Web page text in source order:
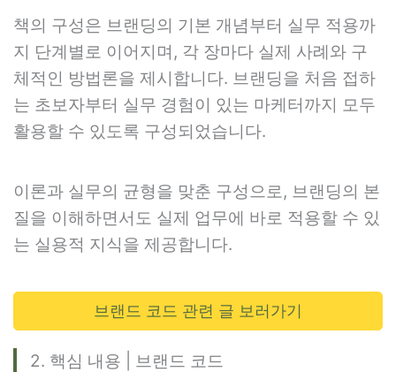
책의 구성은 브랜딩의 기본 개념부터 실무 적용까
지 단계별로 이어지며, 각 장마다 실제 사례와 구
체적인 방법론을 제시합니다. 브랜딩을 처음 접하
는 초보자부터 실무 경험이 있는 마케터까지 모두
활용할 수 있도록 구성되었습니다.
이론과 실무의 균형을 맞춘 구성으로, 브랜딩의 본
질을 이해하면서도 실제 업무에 바로 적용할 수 있
는 실용적 지식을 제공합니다.
브랜드 코드 관련 글 보러가기
2. 핵심 내용 | 브랜드 코드